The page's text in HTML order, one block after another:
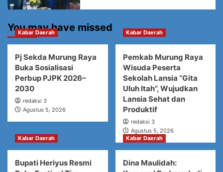
You may have missed
Kabar Daerah
Pj Sekda Murung Raya
Buka Sosialisasi
Perbup PJPK 2026–
2030
redaksi 3
Agustus 5, 2026
Kabar Daerah
Pemkab Murung Raya
Wisuda Peserta
Sekolah Lansia “Gita
Uluh Itah”, Wujudkan
Lansia Sehat dan
Produktif
redaksi 3
Agustus 5, 2026
Kabar Daerah
Bupati Heriyus Resmi
Kabar Daerah
Dina Maulidah: